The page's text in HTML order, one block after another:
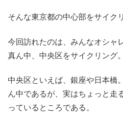
そんな東京都の中心部をサイク
今回訪れたのは、みんなオシャ
真ん中、中央区をサイクリング。
中央区といえば、銀座や日本橋
ん中であるが、実はちょっと走
っているところである。